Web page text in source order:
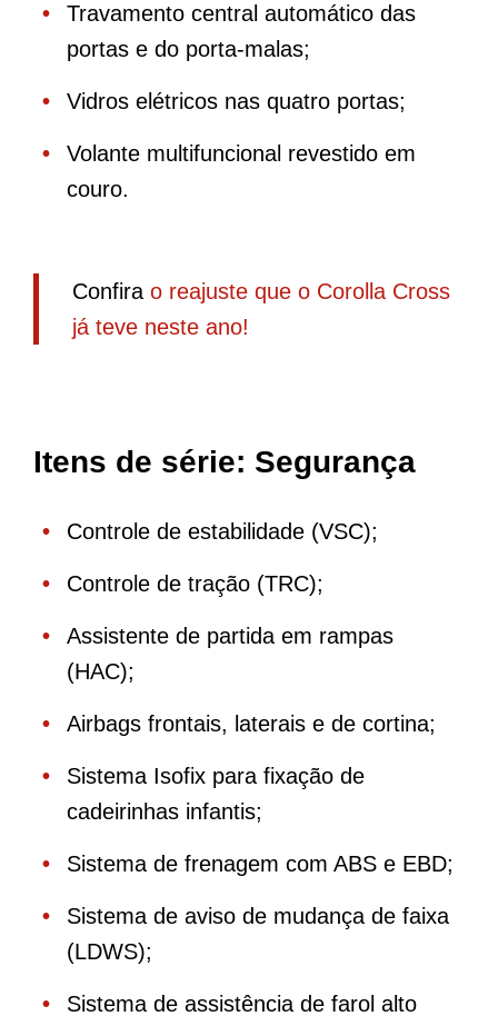
Travamento central automático das
portas e do porta-malas;
Vidros elétricos nas quatro portas;
Volante multifuncional revestido em
couro.
Confira o reajuste que o Corolla Cross
já teve neste ano!
Itens de série: Segurança
Controle de estabilidade (VSC);
Controle de tração (TRC);
Assistente de partida em rampas
(HAC);
Airbags frontais, laterais e de cortina;
Sistema Isofix para fixação de
cadeirinhas infantis;
Sistema de frenagem com ABS e EBD;
Sistema de aviso de mudança de faixa
(LDWS);
Sistema de assistência de farol alto